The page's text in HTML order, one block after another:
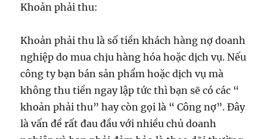
Khoản phải thu:
Khoản phải thu là số tiền khách hàng nợ doanh
nghiệp do mua chịu hàng hóa hoặc dịch vụ. Nếu
công ty bạn bán sản phẩm hoặc dịch vụ mà
không thu tiền ngay lập tức thì bạn sẽ có các “
khoản phải thu” hay còn gọi là “ Công nợ”. Đây
là vấn đề rất đau đầu với nhiều chủ doanh